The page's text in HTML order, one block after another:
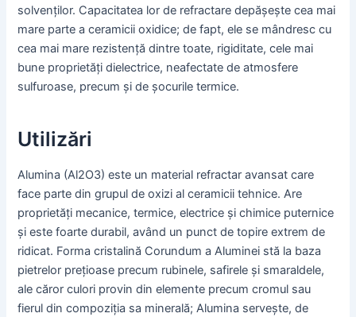
solvenților. Capacitatea lor de refractare depășește cea mai
mare parte a ceramicii oxidice; de fapt, ele se mândresc cu
cea mai mare rezistență dintre toate, rigiditate, cele mai
bune proprietăți dielectrice, neafectate de atmosfere
sulfuroase, precum și de șocurile termice.
Utilizări
Alumina (Al2O3) este un material refractar avansat care
face parte din grupul de oxizi al ceramicii tehnice. Are
proprietăți mecanice, termice, electrice și chimice puternice
și este foarte durabil, având un punct de topire extrem de
ridicat. Forma cristalină Corundum a Aluminei stă la baza
pietrelor prețioase precum rubinele, safirele și smaraldele,
ale căror culori provin din elemente precum cromul sau
fierul din compoziția sa minerală; Alumina servește, de